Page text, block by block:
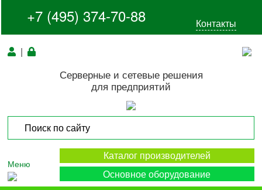
+7 (495) 374-70-88 Контакты
|
Серверные и сетевые решения
для предприятий
Меню
Каталог производителей
Основное оборудование